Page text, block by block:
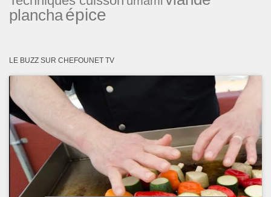
planchaépice
LE BUZZ SUR CHEFOUNET TV